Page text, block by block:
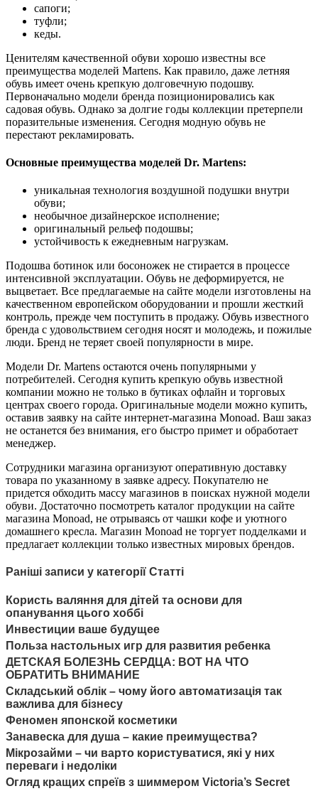
сапоги;
туфли;
кеды.
Ценителям качественной обуви хорошо известны все
преимущества моделей Martens. Как правило, даже летняя
обувь имеет очень крепкую долговечную подошву.
Первоначально модели бренда позиционировались как
садовая обувь. Однако за долгие годы коллекции претерпели
поразительные изменения. Сегодня модную обувь не
перестают рекламировать.
Основные преимущества моделей Dr. Martens:
уникальная технология воздушной подушки внутри
обуви;
необычное дизайнерское исполнение;
оригинальный рельеф подошвы;
устойчивость к ежедневным нагрузкам.
Подошва ботинок или босоножек не стирается в процессе
интенсивной эксплуатации. Обувь не деформируется, не
выцветает. Все предлагаемые на сайте модели изготовлены на
качественном европейском оборудовании и прошли жесткий
контроль, прежде чем поступить в продажу. Обувь известного
бренда с удовольствием сегодня носят и молодежь, и пожилые
люди. Бренд не теряет своей популярности в мире.
Модели Dr. Martens остаются очень популярными у
потребителей. Сегодня купить крепкую обувь известной
компании можно не только в бутиках офлайн и торговых
центрах своего города. Оригинальные модели можно купить,
оставив заявку на сайте интернет-магазина Monoad. Ваш заказ
не останется без внимания, его быстро примет и обработает
менеджер.
Сотрудники магазина организуют оперативную доставку
товара по указанному в заявке адресу. Покупателю не
придется обходить массу магазинов в поисках нужной модели
обуви. Достаточно посмотреть каталог продукции на сайте
магазина Monoad, не отрываясь от чашки кофе и уютного
домашнего кресла. Магазин Monoad не торгует подделками и
предлагает коллекции только известных мировых брендов.
Раніші записи у категорії Статті
Користь валяння для дітей та основи для
опанування цього хоббі
Инвестиции ваше будущее
Польза настольных игр для развития ребенка
ДЕТСКАЯ БОЛЕЗНЬ СЕРДЦА: ВОТ НА ЧТО
ОБРАТИТЬ ВНИМАНИЕ
Складський облік – чому його автоматизація так
важлива для бізнесу
Феномен японской косметики
Занавеска для душа – какие преимущества?
Мікрозайми – чи варто користуватися, які у них
переваги і недоліки
Огляд кращих спреїв з шиммером Victoria’s Secret